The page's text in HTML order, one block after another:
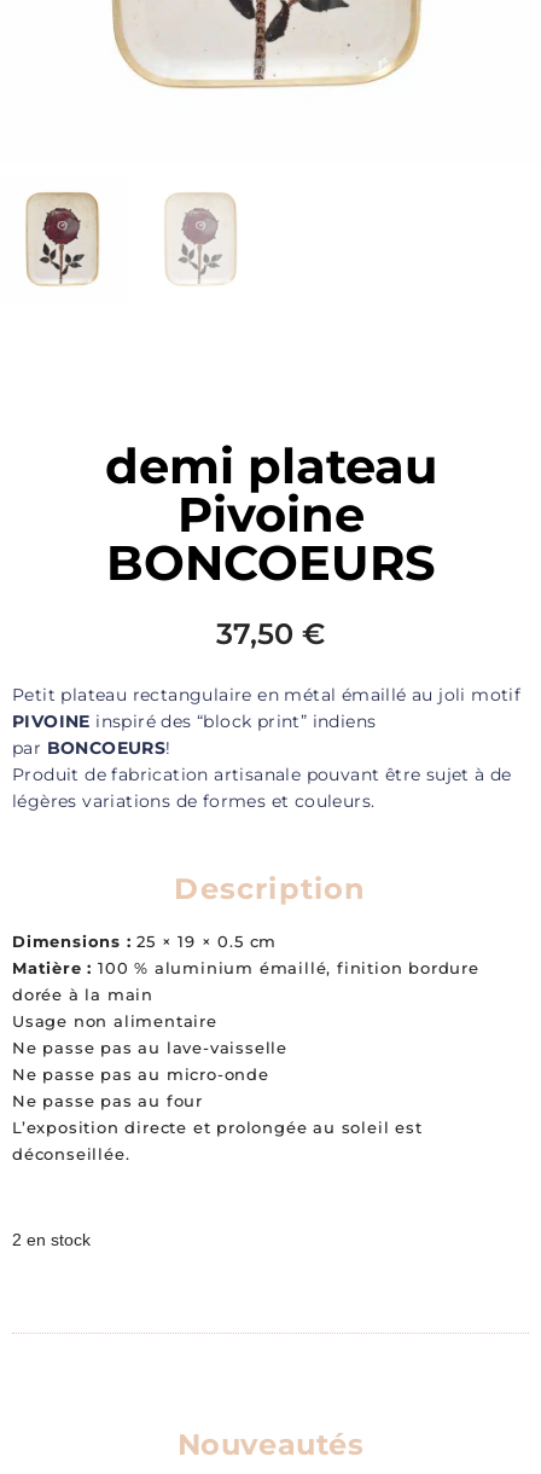
demi plateau
Pivoine
BONCOEURS
37,50 €
Petit plateau rectangulaire en métal émaillé au joli motif
PIVOINE inspiré des “block print” indiens
par BONCOEURS!
Produit de fabrication artisanale pouvant être sujet à de
légères variations de formes et couleurs.
Description
Dimensions : 25 × 19 × 0.5 cm
Matière : 100 % aluminium émaillé, finition bordure
dorée à la main
Usage non alimentaire
Ne passe pas au lave-vaisselle
Ne passe pas au micro-onde
Ne passe pas au four
L’exposition directe et prolongée au soleil est
déconseillée.
2 en stock
Nouveautés